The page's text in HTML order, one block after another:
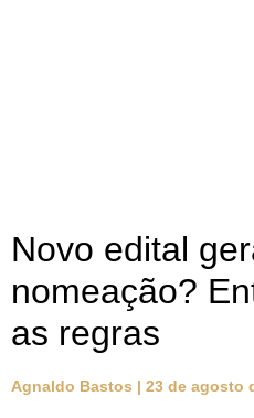
Novo edital
nomeação?
as regras
Agnaldo Bastos 23 de agosto